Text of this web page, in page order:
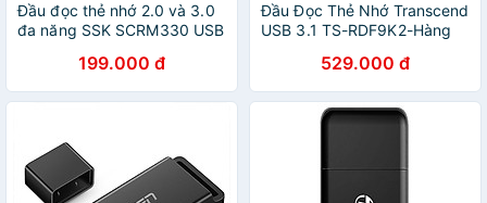
Đầu đọc thẻ nhớ 2.0 và 3.0
đa năng SSK SCRM330 USB
199.000 đ
Đầu Đọc Thẻ Nhớ Transcend
USB 3.1 TS-RDF9K2-Hàng
529.000 đ